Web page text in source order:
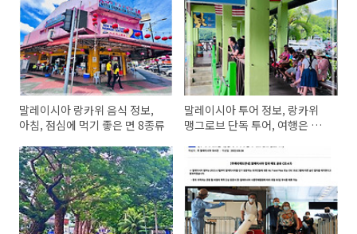
말레이시아 랑카위 음식 정보,
아침, 점심에 먹기 좋은 면 8종류
말레이시아 투어 정보, 랑카위
맹그로브 단독 투어, 여행은 양